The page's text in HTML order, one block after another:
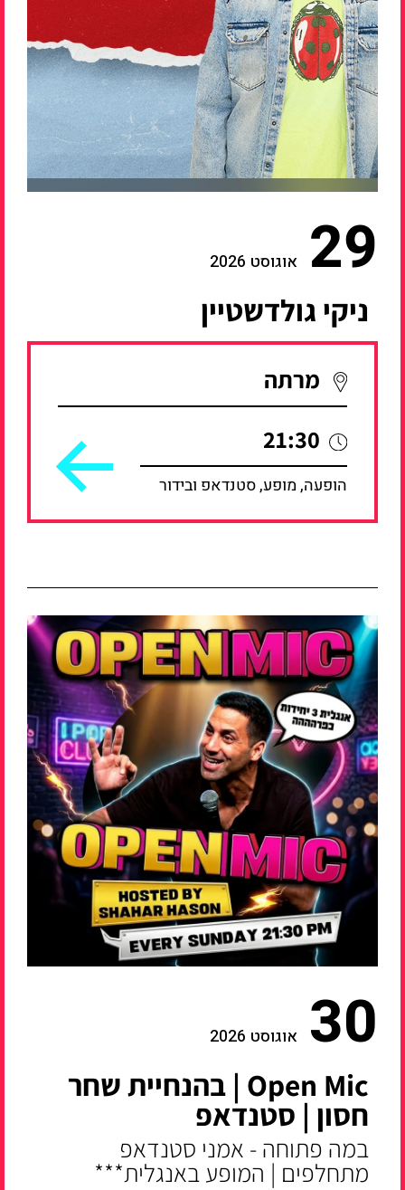
29 אוגוסט 2026
ניקי גולדשטיין
מרתה
21:30
הופעה, מופע, סטנדאפ ובידור
30 אוגוסט 2026
Open Mic | בהנחיית שחר
חסון | סטנדאפ
במה פתוחה - אמני סטנדאפ
מתחלפים | המופע באנגלית***